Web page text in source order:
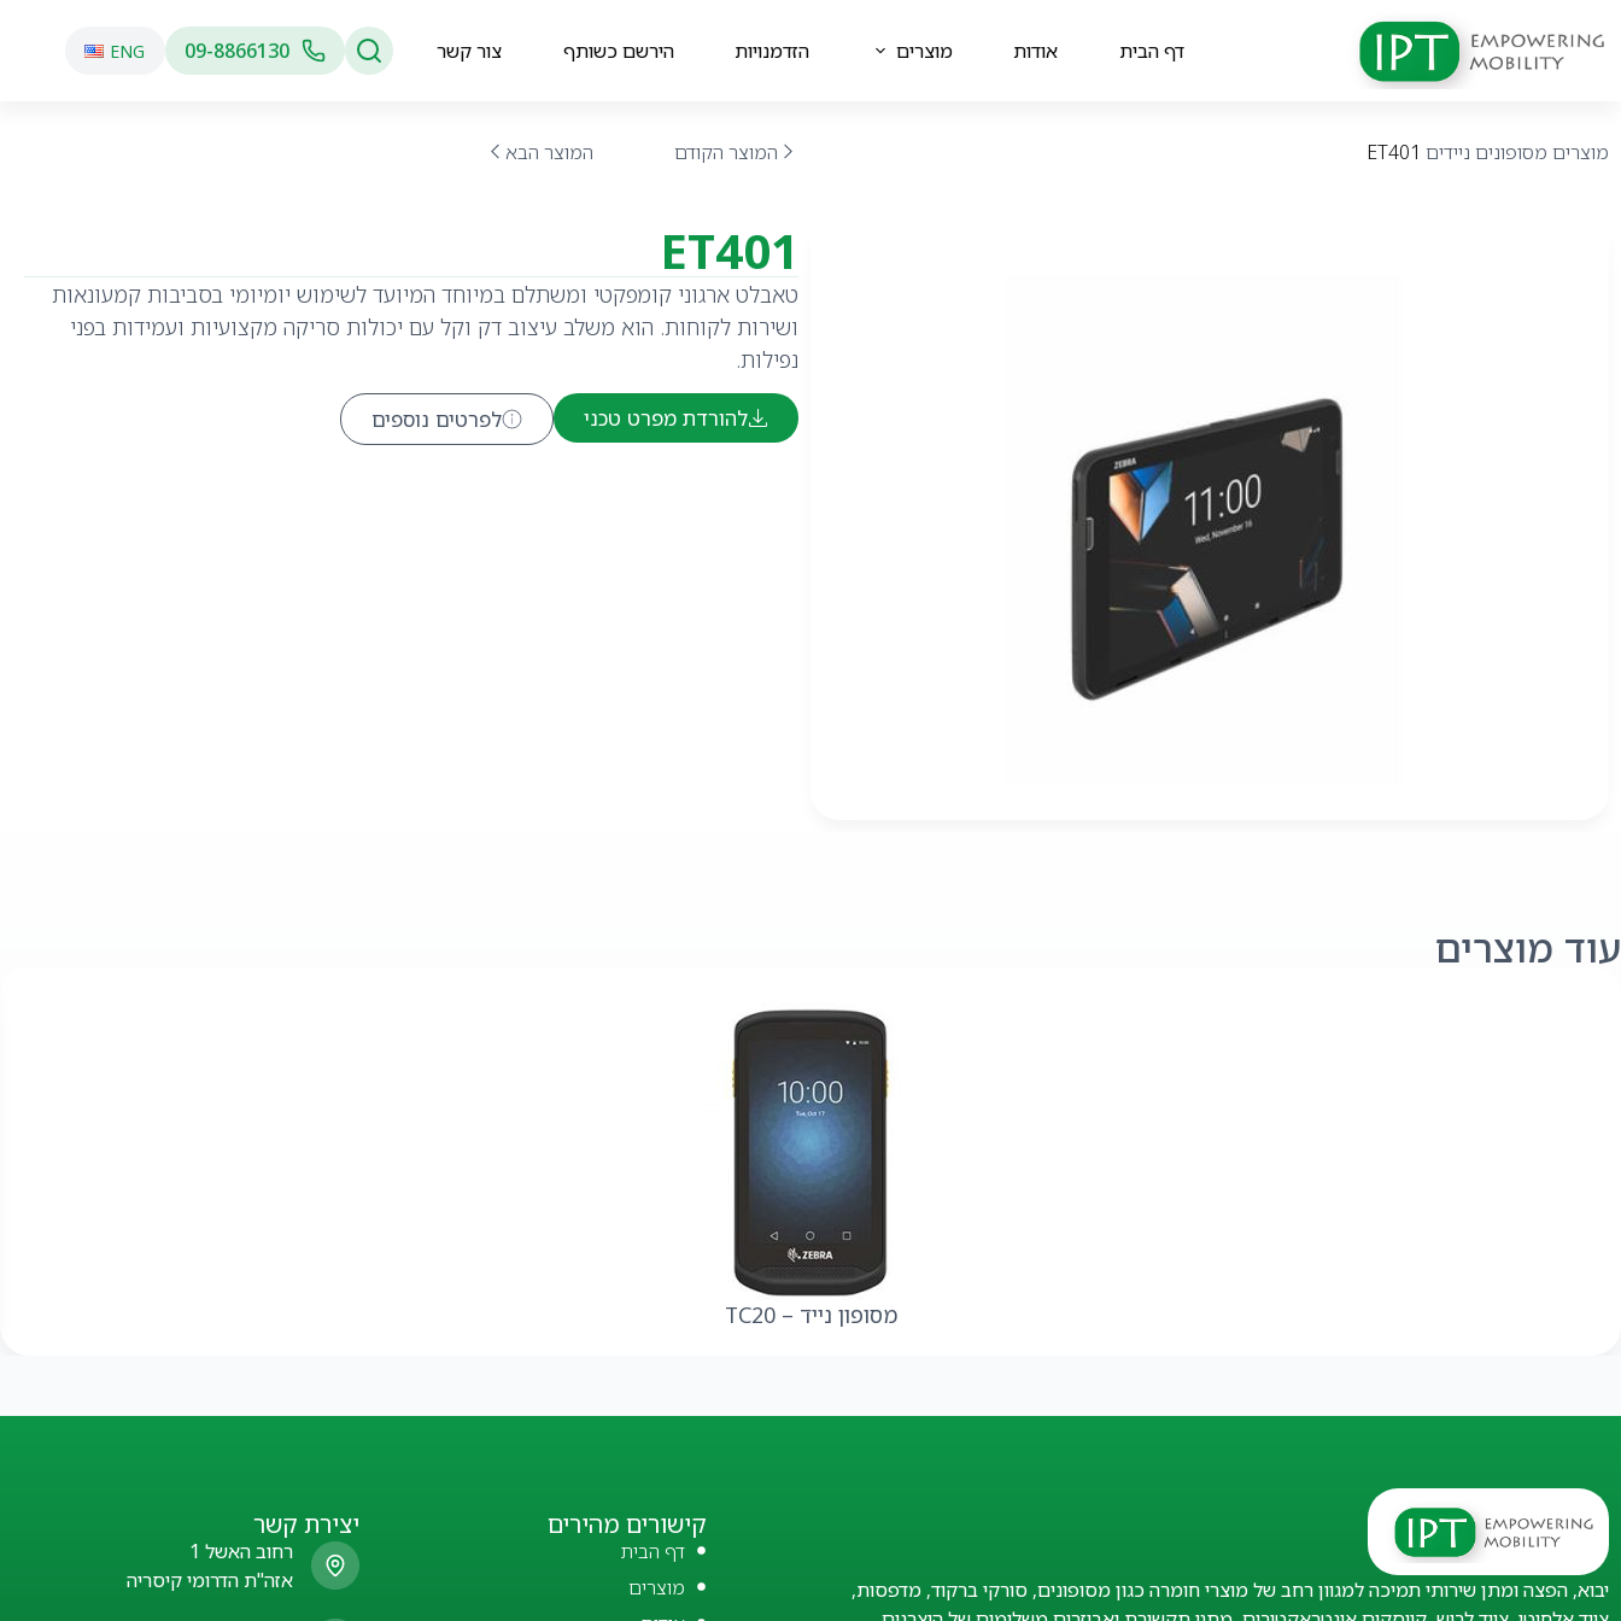
דף הבית אודות מוצרים הזדמנויות הירשם כשותף צור קשר 09-8866130
ENG
מוצרים מסופונים ניידים ET401 המוצר הקודם המוצר הבא
ET401
טאבלט ארגוני קומפקטי ומשתלם במיוחד המיועד לשימוש יומיומי בסביבות קמעונאות
ושירות לקוחות. הוא משלב עיצוב דק וקל עם יכולות סריקה מקצועיות ועמידות בפני
נפילות.
להורדת מפרט טכני לפרטים נוספים
עוד מוצרים
מסופון נייד – TC20
יבוא, הפצה ומתן שירותי תמיכה למגוון רחב של מוצרי חומרה כגון מסופונים, סורקי ברקוד, מדפסות,
קישורים מהירים
דף הבית
מוצרים
יצירת קשר
רחוב האשל 1
אזה"ת הדרומי קיסריה